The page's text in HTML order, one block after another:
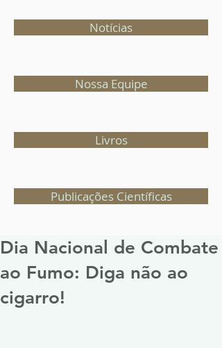
Notícias
Nossa Equipe
Livros
Publicações Científicas
Dia Nacional de Combate
ao Fumo: Diga não ao
cigarro!